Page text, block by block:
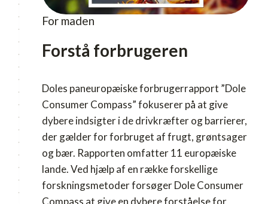
For maden
Forstå forbrugeren
Doles paneuropæiske forbrugerrapport ”Dole
Consumer Compass” fokuserer på at give
dybere indsigter i de drivkræfter og barrierer,
der gælder for forbruget af frugt, grøntsager
og bær. Rapporten omfatter 11 europæiske
lande. Ved hjælp af en række forskellige
forskningsmetoder forsøger Dole Consumer